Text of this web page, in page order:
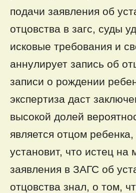
подачи заявления об
отцовства в загс, суды
исковые требования и
аннулирует запись об
записи о рождении
экспертиза даст
высокой долей
является отцом
установит, что истец на
заявления в ЗАГС об
отцовства знал, о том,